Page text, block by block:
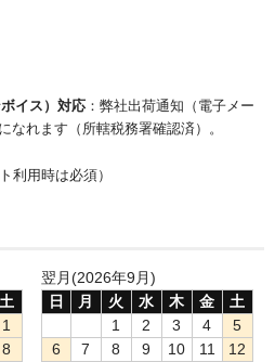
す。何が違うのですか？
ボイス）対応 ：弊社出荷通知（電子メー
なれます（所轄税務署確認済）。
利用時は必須）
土
1
8
翌月(2026年9月)
日
月 火 水 木 金
土
1
2 3 4
5
6
7 8 9 10 11
12